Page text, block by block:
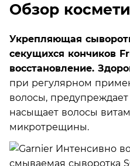
Обзор
Укрепляющая
секущихся кончиков
восстановление.
при регулярном
волосы,
насыщает волосы
микротрещины.